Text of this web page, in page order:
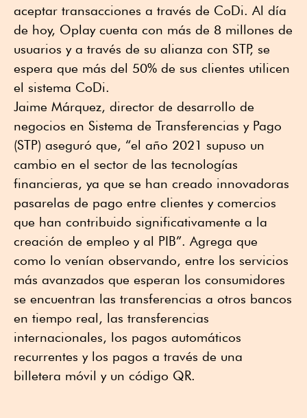
aceptar transacciones a través de CoDi. Al día
de hoy, Oplay cuenta con más de 8 millones de
usuarios y a través de su alianza con STP, se
espera que más del 50% de sus clientes utilicen
el sistema CoDi.
Jaime Márquez, director de desarrollo de
negocios en Sistema de Transferencias y Pago
(STP) aseguró que, “el año 2021 supuso un
cambio en el sector de las tecnologías
financieras, ya que se han creado innovadoras
pasarelas de pago entre clientes y comercios
que han contribuido significativamente a la
creación de empleo y al PIB”. Agrega que
como lo venían observando, entre los servicios
más avanzados que esperan los consumidores
se encuentran las transferencias a otros bancos
en tiempo real, las transferencias
internacionales, los pagos automáticos
recurrentes y los pagos a través de una
billetera móvil y un código QR.